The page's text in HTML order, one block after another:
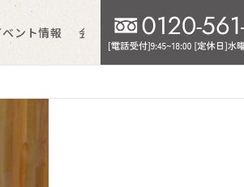
ベント情報 会社情報 よくあるご質問